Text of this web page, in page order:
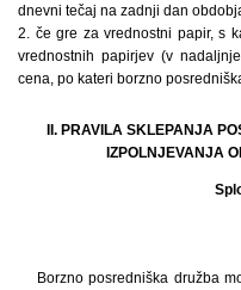
dnevni tečaj na zadnji dan
2. če gre za vrednostni papir, s
vrednostnih papirjev (v
cena, po kateri borzno
II. PRAVILA SKLEPANJA
IZPOLNJEVANJA
Borzno posredniška družba